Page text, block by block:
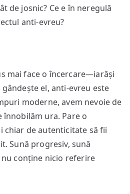
de josnic? Ce e în neregulă
anti-evreu?
mai face o încercare—iarăși
el, anti-evreu este
moderne, avem nevoie de
înnobilăm ura. Pare o
chiar de autenticitate să fii
Sună progresiv, sună
conține nicio referire